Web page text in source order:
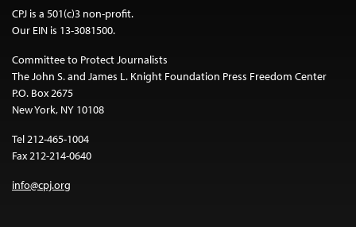
CPJ is a 501(c)3 non-profit.
Our EIN is 13-3081500.
Committee to Protect Journalists
The John S. and James L. Knight Foundation Press Freedom Center
P.O. Box 2675
New York, NY 10108
Tel 212-465-1004
Fax 212-214-0640
info@cpj.org